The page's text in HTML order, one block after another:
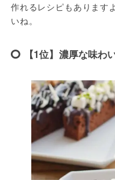
作れるレシピもあります
いね。
【1位】濃厚な味わ